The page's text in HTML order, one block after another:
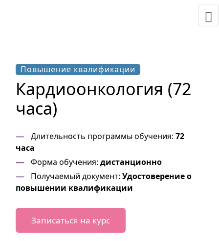
Повышение квалификации
Кардиоонкология (72
часа)
Длительность программы обучения: 72
часа
Форма обучения: дистанционно
Получаемый документ: Удостоверение о
повышении квалификации
Записаться на курс